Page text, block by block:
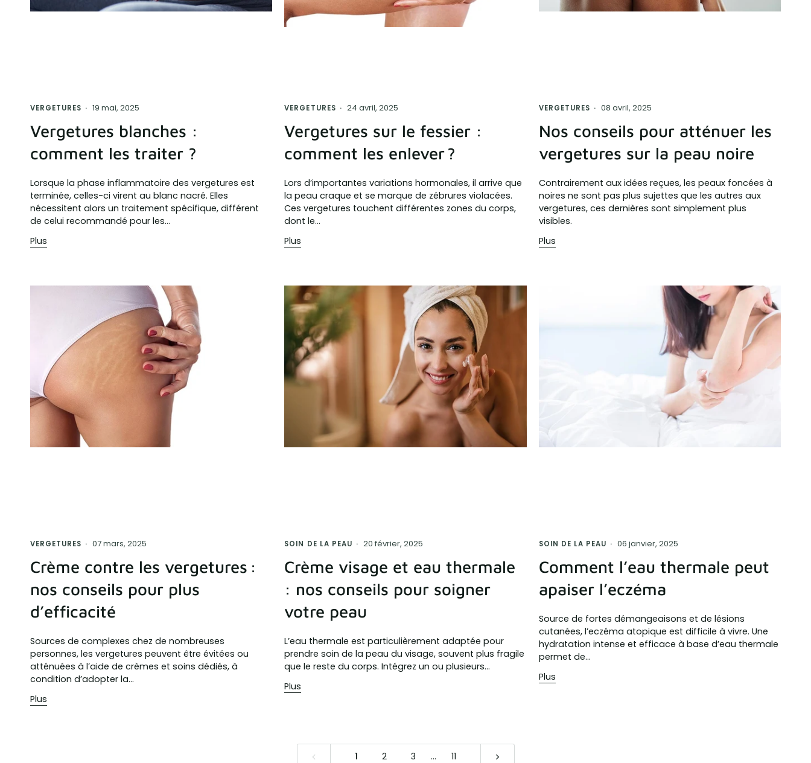
VERGETURES 19 mai, 2025
Vergetures blanches :
comment les traiter ?
Lorsque la phase inflammatoire des vergetures est
terminée, celles-ci virent au blanc nacré. Elles
nécessitent alors un traitement spécifique, différent
de celui recommandé pour les...
Plus
VERGETURES 24 avril, 2025
Vergetures sur le fessier :
comment les enlever ?
Lors d’importantes variations hormonales, il arrive que
la peau craque et se marque de zébrures violacées.
Ces vergetures touchent différentes zones du corps,
dont le...
Plus
VERGETURES 08 avril, 2025
Nos conseils pour atténuer les
vergetures sur la peau noire
Contrairement aux idées reçues, les peaux foncées à
noires ne sont pas plus sujettes que les autres aux
vergetures, ces dernières sont simplement plus
visibles.
Plus
VERGETURES 07 mars, 2025
Crème contre les vergetures :
nos conseils pour plus
d’efficacité
Sources de complexes chez de nombreuses
personnes, les vergetures peuvent être évitées ou
atténuées à l’aide de crèmes et soins dédiés, à
condition d’adopter la...
Plus
SOIN DE LA PEAU 20 février, 2025
Crème visage et eau thermale
: nos conseils pour soigner
votre peau
L’eau thermale est particulièrement adaptée pour
prendre soin de la peau du visage, souvent plus fragile
que le reste du corps. Intégrez un ou plusieurs...
Plus
SOIN DE LA PEAU 06 janvier, 2025
Comment l’eau thermale peut
apaiser l’eczéma
Source de fortes démangeaisons et de lésions
cutanées, l’eczéma atopique est difficile à vivre. Une
hydratation intense et efficace à base d’eau thermale
permet de...
Plus
1 2 3 … 11